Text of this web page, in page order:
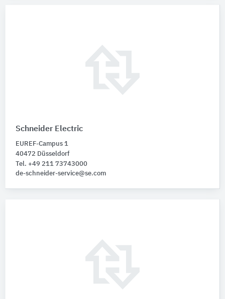
Schneider Electric
EUREF-Campus 1
40472 Düsseldorf
Tel. +49 211 73743000
de-schneider-service@se.com